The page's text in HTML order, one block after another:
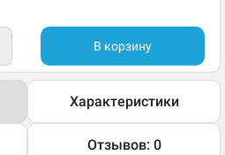
В корзину
Характеристики
Отзывов: 0